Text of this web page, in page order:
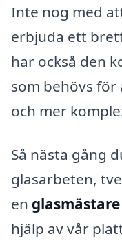
Inte nog med
erbjuda ett
har också den
som behövs
och mer
Så nästa gång
glasarbeten,
en
hjälp av vår